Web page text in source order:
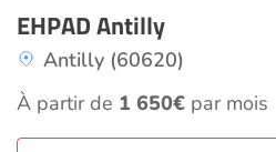
EHPAD Antilly
Antilly (60620)
À partir de 1 650€ par mois